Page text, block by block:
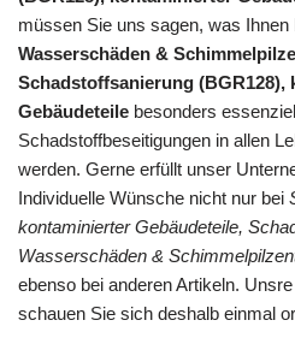
müssen Sie uns sagen, was Ihnen
Wasserschäden &
Schadstoffsanierung (BGR128),
Gebäudeteile besonders
Schadstoffbeseitigungen in allen
werden. Gerne erfüllt unser
Individuelle Wünsche nicht nur bei
kontaminierter Gebäudeteile,
Wasserschäden &
ebenso bei anderen Artikeln.
schauen Sie sich deshalb einmal